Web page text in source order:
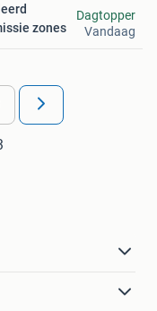
zones
Dagtopper
Vandaag